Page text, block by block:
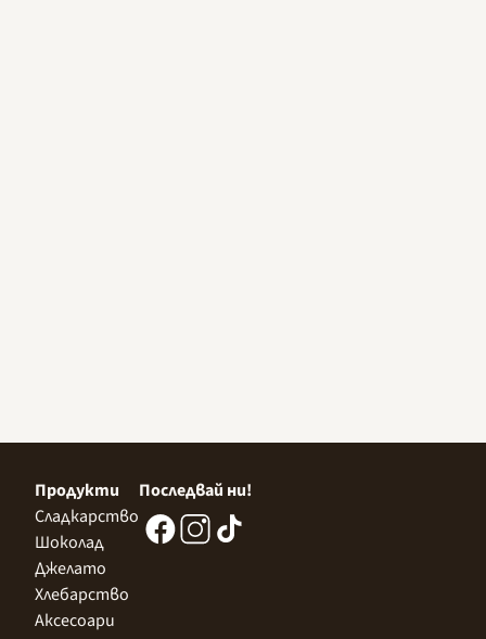
Продукти
Сладкарство
Шоколад
Джелато
Хлебарство
Аксесоари
Последвай ни!